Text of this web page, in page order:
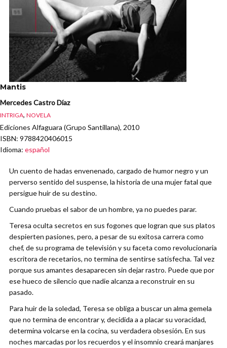
Mantis
Mercedes Castro Díaz
INTRIGA, NOVELA
Ediciones Alfaguara (Grupo Santillana), 2010
ISBN: 9788420406015
Idioma: español
Un cuento de hadas envenenado, cargado de humor negro y un
perverso sentido del suspense, la historia de una mujer fatal que
persigue huir de su destino.
Cuando pruebas el sabor de un hombre, ya no puedes parar.
Teresa oculta secretos en sus fogones que logran que sus platos
despierten pasiones, pero, a pesar de su exitosa carrera como
chef, de su programa de televisión y su faceta como revolucionaria
escritora de recetarios, no termina de sentirse satisfecha. Tal vez
porque sus amantes desaparecen sin dejar rastro. Puede que por
ese hueco de silencio que nadie alcanza a reconstruir en su
pasado.
Para huir de la soledad, Teresa se obliga a buscar un alma gemela
que no termina de encontrar y, decidida a a placar su voracidad,
determina volcarse en la cocina, su verdadera obsesión. En sus
noches marcadas por los recuerdos y el insomnio creará manjares